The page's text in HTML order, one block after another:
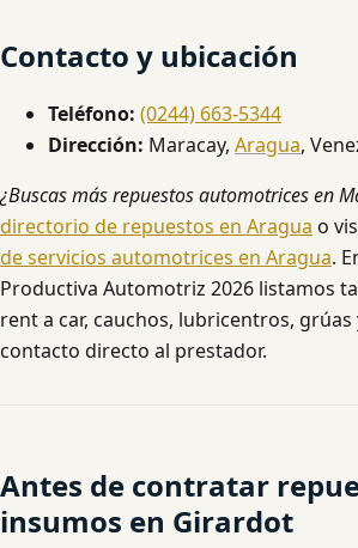
Contacto y ubicación
Teléfono: (0244) 663-5344
Dirección: Maracay, Aragua,
¿Buscas más repuestos automotrices en
directorio de repuestos en Aragua o
de servicios automotrices en Aragua.
Productiva Automotriz 2026 listamos
rent a car, cauchos, lubricentros,
contacto directo al prestador.
Antes de contratar
insumos en Girardot